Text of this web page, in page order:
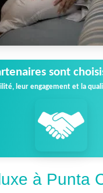
sont
leur engagement et la
à Punta